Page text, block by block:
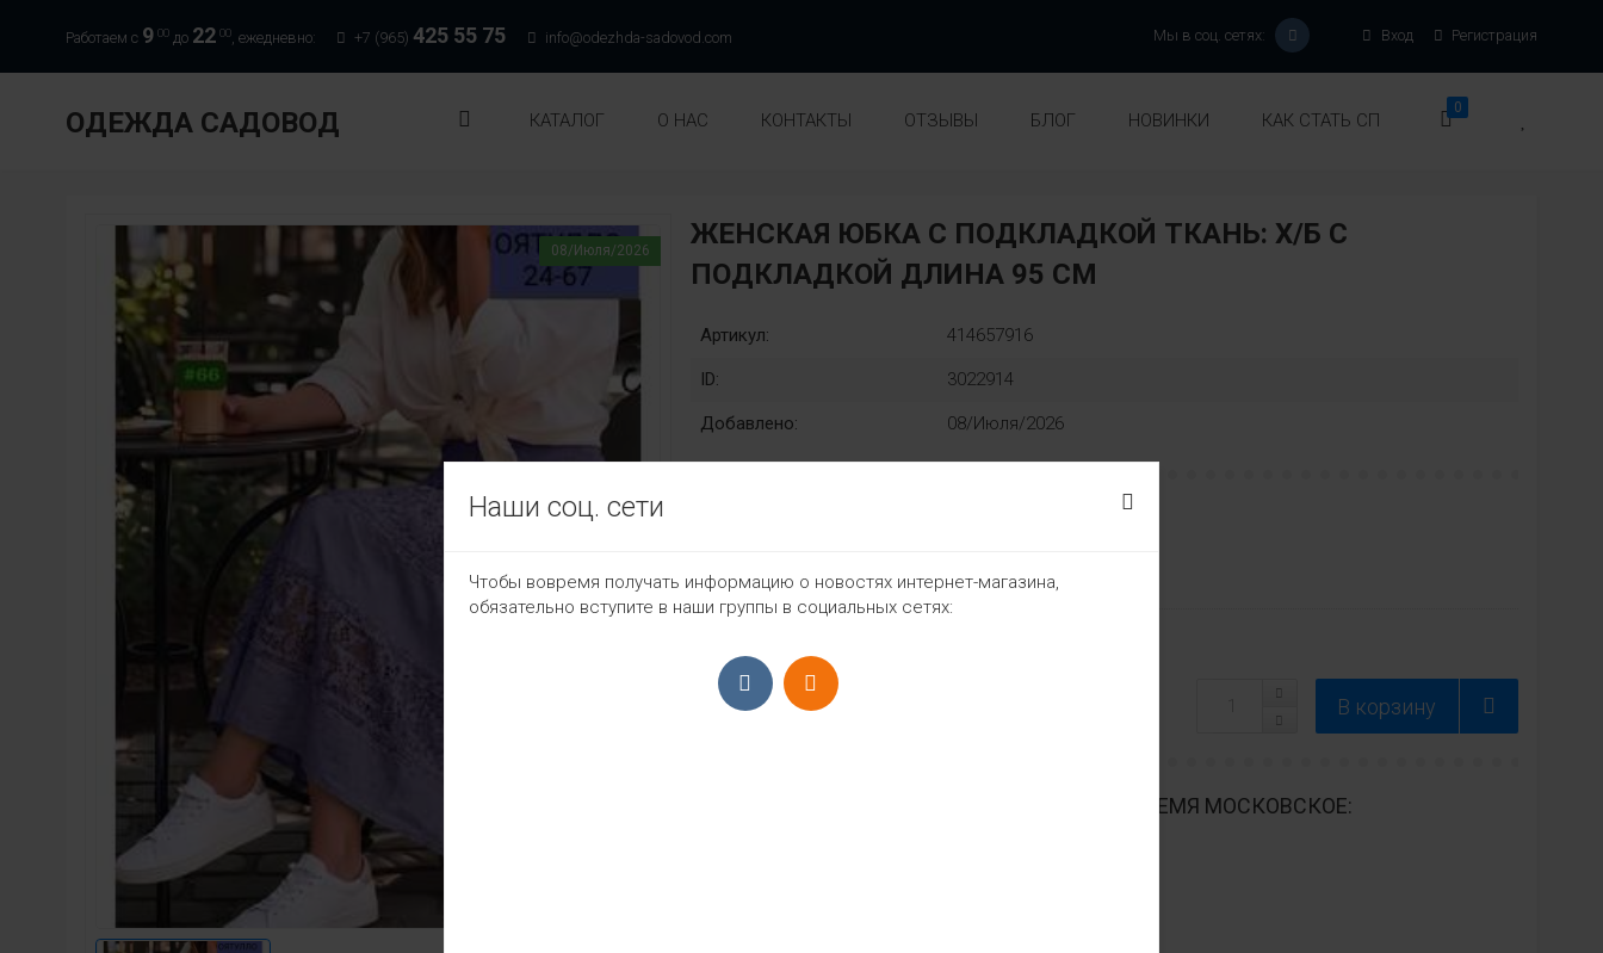
Работаем с 9 00 до 22 00, ежедневно: +7 (965) 425 55 75 info@odezhda-sadovod.com Вход Регистрация
Мы в соц. сетях:
ОДЕЖДА САДОВОД КАТАЛОГ О НАС КОНТАКТЫ ОТЗЫВЫ БЛОГ НОВИНКИ КАК СТАТЬ СП
0
08/Июля/2026
ЖЕНСКАЯ ЮБКА С ПОДКЛАДКОЙ ТКАНЬ: Х/Б С
ПОДКЛАДКОЙ ДЛИНА 95 СМ
Артикул: 414657916
ID: 3022914
Добавлено: 08/Июля/2026
998₽
ПРИЁМ ЗАКАЗОВ С 9:00-22:00, ЕЖЕДНЕВНО ВРЕМЯ МОСКОВСКОЕ:
Наши соц. сети
Чтобы вовремя получать информацию о новостях интернет-магазина,
обязательно вступите в наши группы в социальных сетях: